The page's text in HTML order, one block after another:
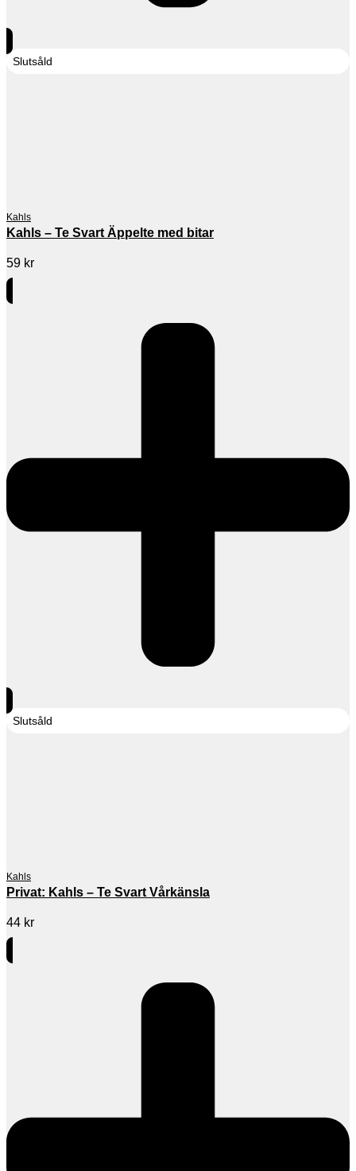
Slutsåld
Kahls
Kahls – Te Svart Äppelte med bitar
59 kr
Slutsåld
Kahls
Privat: Kahls – Te Svart Vårkänsla
44 kr